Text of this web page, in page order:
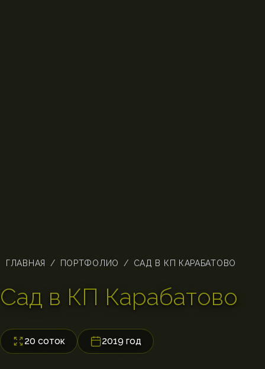
ГЛАВНАЯ / ПОРТФОЛИО / САД В КП КАРАБАТОВО
Сад в КП Карабатово
20 соток 2019 год